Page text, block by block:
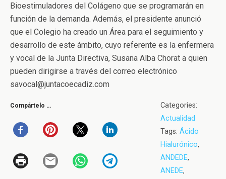
Bioestimuladores del Colágeno que se programarán en
función de la demanda. Además, el presidente anunció
que el Colegio ha creado un Área para el seguimiento y
desarrollo de este ámbito, cuyo referente es la enfermera
y vocal de la Junta Directiva, Susana Alba Chorat a quien
pueden dirigirse a través del correo electrónico
savocal@juntacoecadiz.com
Compártelo …
Categories:
Actualidad
Tags: Ácido
Hialurónico,
ANDEDE,
ANEDE,